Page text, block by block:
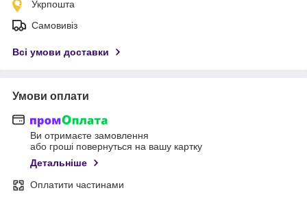
Укрпошта
Самовивіз
Всі умови доставки
Умови оплати
Ви отримаєте замовлення
або гроші повернуться на вашу картку
Детальніше
Оплатити частинами